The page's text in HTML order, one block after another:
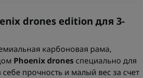
drones edition для 3-
карбоновая рама,
Phoenix dronesспециально для
прочность и малый вес за счет